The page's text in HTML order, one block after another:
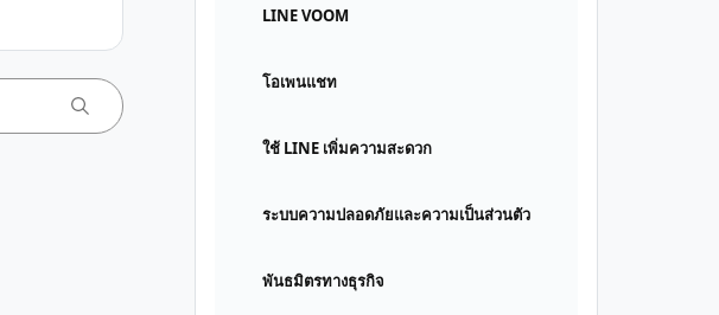
LINE VOOM
โอเพนแชท
ใช้ LINE เพิ่มความสะดวก
ระบบความปลอดภัยและความเป็นส่วนตัว
พันธมิตรทางธุรกิจ